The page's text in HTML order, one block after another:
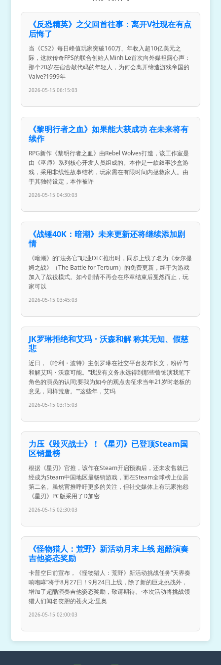
《反恐精英》之父回首往事：离开V社现在有点
后悔了
当《CS2》每日峰值玩家突破160万、年收入超10亿美元之
际，这款传奇FPS的联合创始人Minh Le首次向外媒袒露心声：
那个20岁在宿舍敲代码的年轻人，为何会离开缔造游戏帝国的
Valve?1999年
2026-05-15 06:15:03
《黎明行者之血》如果能大获成功 在未来将有
续作
RPG新作《黎明行者之血》由Rebel Wolves打造，该工作室是
由《巫师》系列核心开发人员组成的。本作是一款叙事沙盒游
戏，采用非线性故事结构，玩家需在有限时间内拯救家人。由
于其独特设定，本作被许
2026-05-15 04:30:03
《战锤40K：暗潮》未来更新还将继续添加剧
情
《暗潮》的“法务官”职业DLC推出时，同步上线了名为《泰尔提
姆之战》（The Battle for Tertium）的免费更新，终于为游戏
加入了战役模式。如今剧情不再会在序章结束后戛然而止，玩
家可以
2026-05-15 03:45:03
JK罗琳拒绝和艾玛・沃森和解 称其无知、假慈
悲
近日，《哈利・波特》主创罗琳在社交平台发布长文，粉碎与
和解艾玛・沃森可能。“我没有义务永远得到那些曾饰演我笔下
角色的演员的认同;要我为如今的观点去征求当年21岁时老板的
意见，同样荒唐。”“这些年，艾玛
2026-05-15 03:15:03
力压《毁灭战士》！《星刃》已登顶Steam国
区销量榜
根据《星刃》官推，该作在Steam开启预购后，还未发售就已
经成为Steam中国地区最畅销游戏，而在Steam全球榜上位居
第二名。虽然官推呼吁更多的关注，但社交媒体上有玩家抱怨
《星刃》PC版采用了D加密
2026-05-15 02:30:03
《怪物猎人：荒野》新活动月末上线 超酷演奏
吉他姿态奖励
卡普空日前宣布，《怪物猎人：荒野》新活动挑战任务“天界奏
响咆哮”将于8月27日！9月24日上线，除了新的巨龙挑战外，
增加了超酷演奏吉他姿态奖励，敬请期待。·本次活动将挑战领
猎人们闻名丧胆的苍火龙·里奥
2026-05-15 02:00:03